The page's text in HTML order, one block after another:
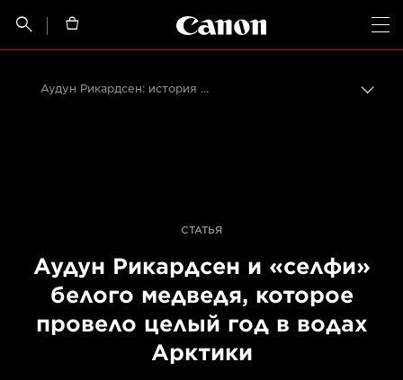
 
Canon Logo, back
Аудун Рикардсен: история создания утерянных «селфи» белого медведя
СТАТЬЯ
Аудун Рикардсен и «селфи»
белого медведя, которое
провело целый год в водах
Арктики